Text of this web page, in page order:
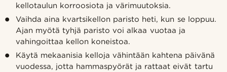
kellotaulun korroosiota ja värimuutoksia.
Vaihda aina kvartsikellon paristo heti, kun se loppuu.
Ajan myötä tyhjä paristo voi alkaa vuotaa ja
vahingoittaa kellon koneistoa.
Käytä mekaanisia kelloja vähintään kahtena päivänä
vuodessa, jotta hammaspyörät ja rattaat eivät tartu